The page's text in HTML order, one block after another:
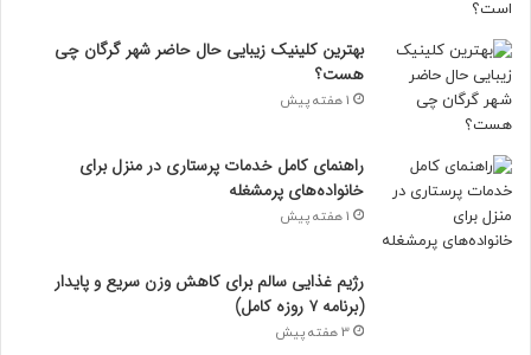
ا
و
ا
ر
ن
ی
د
بهترین کلینیک زیبایی حال حاضر شهر گرگان چی
هست؟
1 هفته پیش
راهنمای کامل خدمات پرستاری در منزل برای
خانواده‌های پرمشغله
1 هفته پیش
رژیم غذایی سالم برای کاهش وزن سریع و پایدار
(برنامه ۷ روزه کامل)
3 هفته پیش